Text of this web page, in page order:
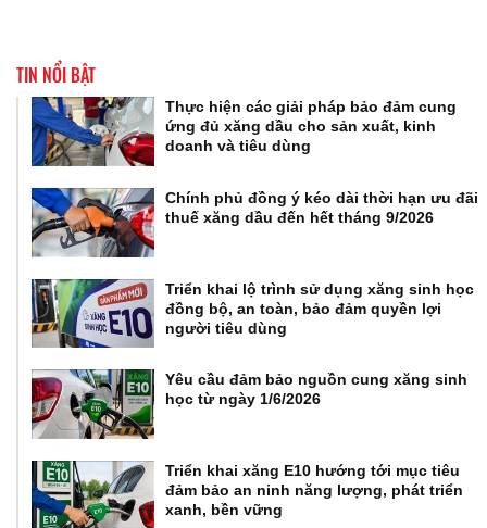
TIN NỔI BẬT
Thực hiện các giải pháp bảo đảm cung
ứng đủ xăng dầu cho sản xuất, kinh
doanh và tiêu dùng
Chính phủ đồng ý kéo dài thời hạn ưu đãi
thuế xăng dầu đến hết tháng 9/2026
Triển khai lộ trình sử dụng xăng sinh học
đồng bộ, an toàn, bảo đảm quyền lợi
người tiêu dùng
Yêu cầu đảm bảo nguồn cung xăng sinh
học từ ngày 1/6/2026
Triển khai xăng E10 hướng tới mục tiêu
đảm bảo an ninh năng lượng, phát triển
xanh, bền vững